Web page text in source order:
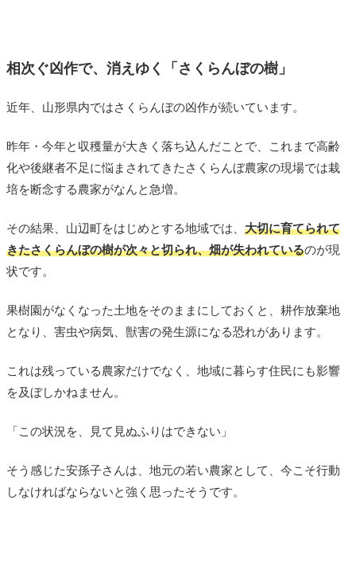
相次ぐ凶作で、消えゆく「さくらんぼの樹」
近年、山形県内ではさくらんぼの凶作が続いています。
昨年・今年と収穫量が大きく落ち込んだことで、これまで高齢
化や後継者不足に悩まされてきたさくらんぼ農家の現場では栽
培を断念する農家がなんと急増。
その結果、山辺町をはじめとする地域では、 大切に育てられて
きたさくらんぼの樹が次々と切られ、畑が失われているのが現
状です。
果樹園がなくなった土地をそのままにしておくと、耕作放棄地
となり、害虫や病気、獣害の発生源になる恐れがあります。
これは残っている農家だけでなく、地域に暮らす住民にも影響
を及ぼしかねません。
「この状況を、見て見ぬふりはできない」
そう感じた安孫子さんは、地元の若い農家として、今こそ行動
しなければならないと強く思ったそうです。